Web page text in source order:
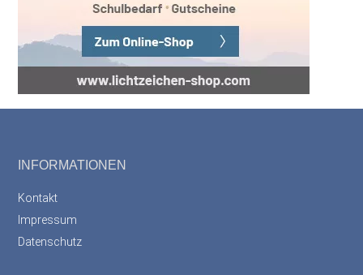
Footer
INFORMATIONEN
Kontakt
Impressum
Datenschutz